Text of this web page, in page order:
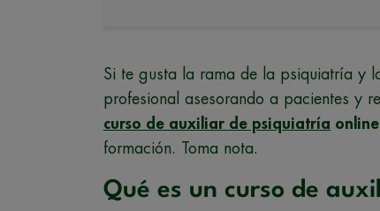
Si te gusta la rama de la psiquiatría y
profesional asesorando a pacientes y
curso de auxiliar de psiquiatría online
formación. Toma nota.
Qué es un curso de